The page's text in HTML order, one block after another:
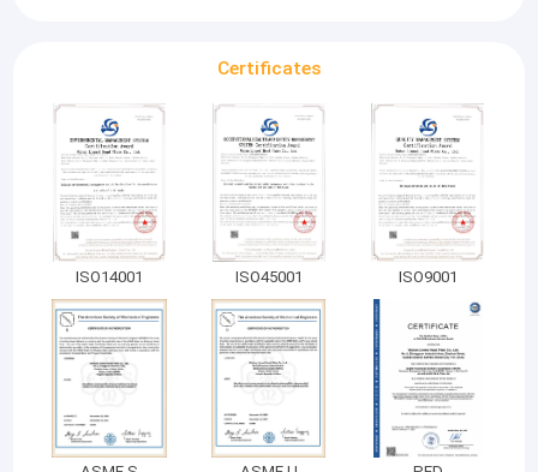
Certificates
ISO14001 ISO45001 ISO9001